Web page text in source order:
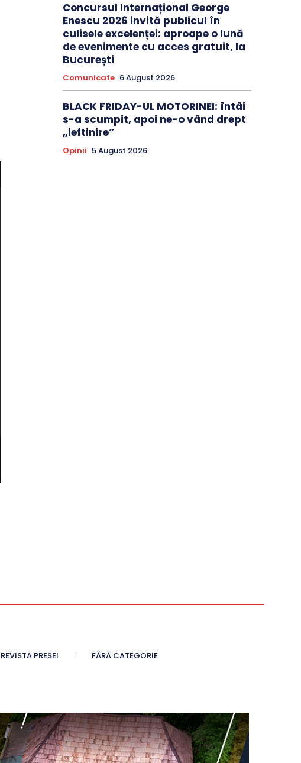
Concursul Internațional George
Enescu 2026 invită publicul în
culisele excelenței: aproape o lună
de evenimente cu acces gratuit, la
București
Comunicate 6 August 2026
BLACK FRIDAY-UL MOTORINEI: întâi
s-a scumpit, apoi ne-o vând drept
„ieftinire”
Opinii 5 August 2026
REVISTA PRESEI FĂRĂ CATEGORIE